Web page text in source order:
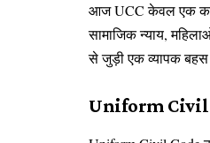
आज UCC केवल एक
सामाजिक न्याय,
से जुड़ी एक व्यापक
Uniform Civil